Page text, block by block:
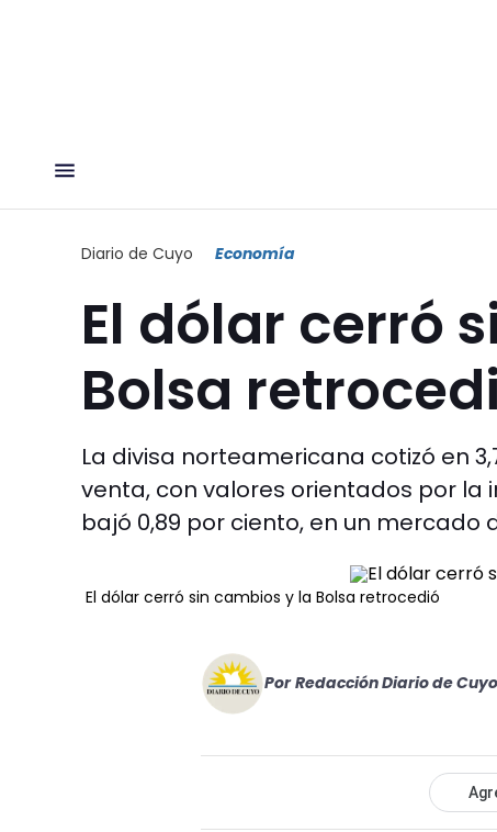
Diario de Cuyo Economía
El dólar cerró
Bolsa
La divisa norteamericana cotizó en
venta, con valores orientados por la
bajó 0,89 por ciento, en un mercado
El dólar cerró sin cambios y la Bolsa retrocedió
Por Redacción Diario de Cuyo